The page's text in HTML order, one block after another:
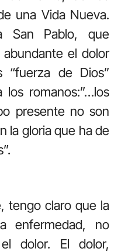
una Vida Nueva.
San Pablo, que
el dolor
de Dios”
romanos:”…los
presente no son
la gloria que ha de
tengo claro que la
enfermedad, no
dolor. El dolor,